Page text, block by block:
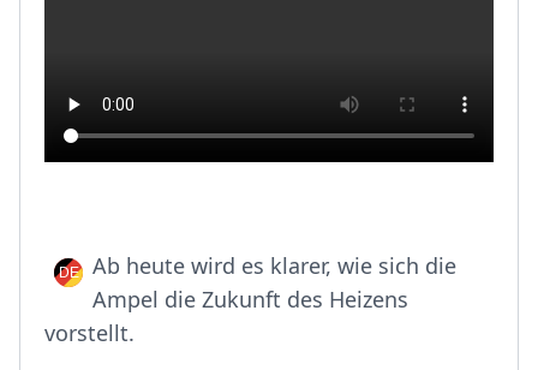
Ab heute wird es klarer, wie sich die
Ampel die Zukunft des Heizens
vorstellt.